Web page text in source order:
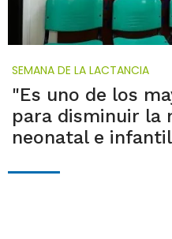
SEMANA DE LA LACTANCIA
"Es uno de los
para disminuir la
neonatal e